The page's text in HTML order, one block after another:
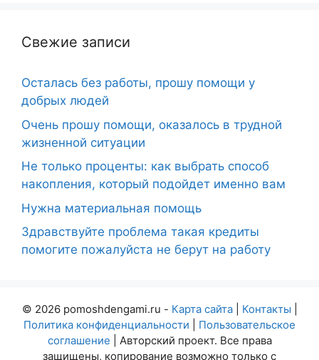
Свежие записи
Осталась без работы, прошу помощи у
добрых людей
Очень прошу помощи, оказалось в трудной
жизненной ситуации
Не только проценты: как выбрать способ
накопления, который подойдет именно вам
Нужна материальная помощь
Здравствуйте проблема такая кредиты
помогите пожалуйста не берут на работу
© 2026 pomoshdengami.ru - Карта сайта| Контакты
Политика конфиденциальности
Пользовательское
соглашение | Авторский проект. Все права
защищены, копирование возможно только с